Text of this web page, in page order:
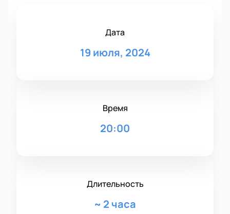
Дата
19 июля, 2024
Время
20:00
Длительность
~ 2 часа